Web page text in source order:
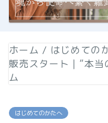
ホーム / はじめての
販売スタート｜“本
ム
はじめてのかたへ